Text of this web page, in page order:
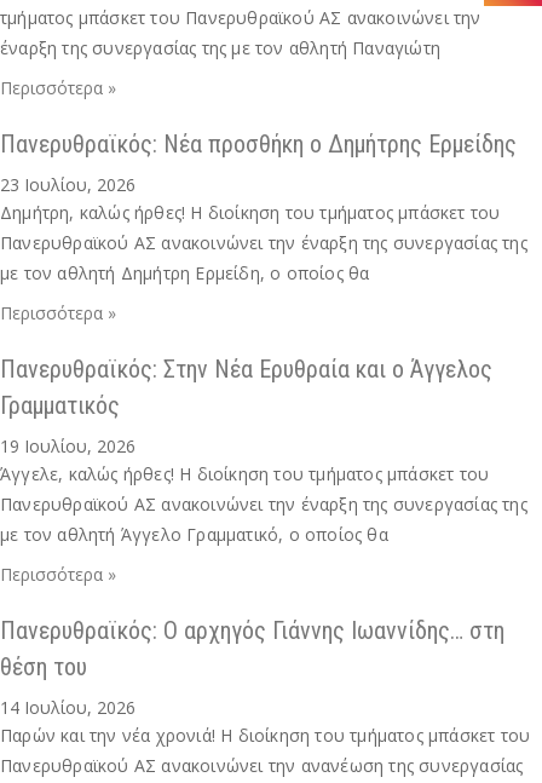
τμήματος μπάσκετ του Πανερυθραϊκού ΑΣ ανακοινώνει την
έναρξη της συνεργασίας της με τον αθλητή Παναγιώτη
Περισσότερα »
Πανερυθραϊκός: Νέα προσθήκη ο Δημήτρης Ερμείδης
23 Ιουλίου, 2026
Δημήτρη, καλώς ήρθες! Η διοίκηση του τμήματος μπάσκετ του
Πανερυθραϊκού ΑΣ ανακοινώνει την έναρξη της συνεργασίας της
με τον αθλητή Δημήτρη Ερμείδη, ο οποίος θα
Περισσότερα »
Πανερυθραϊκός: Στην Νέα Ερυθραία και ο Άγγελος
Γραμματικός
19 Ιουλίου, 2026
Άγγελε, καλώς ήρθες! Η διοίκηση του τμήματος μπάσκετ του
Πανερυθραϊκού ΑΣ ανακοινώνει την έναρξη της συνεργασίας της
με τον αθλητή Άγγελο Γραμματικό, ο οποίος θα
Περισσότερα »
Πανερυθραϊκός: Ο αρχηγός Γιάννης Ιωαννίδης… στη
θέση του
14 Ιουλίου, 2026
Παρών και την νέα χρονιά! Η διοίκηση του τμήματος μπάσκετ του
Πανερυθραϊκού ΑΣ ανακοινώνει την ανανέωση της συνεργασίας